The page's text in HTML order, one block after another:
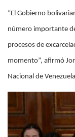
“El Gobierno
número importante
procesos de
momento”, afirmó
Nacional de